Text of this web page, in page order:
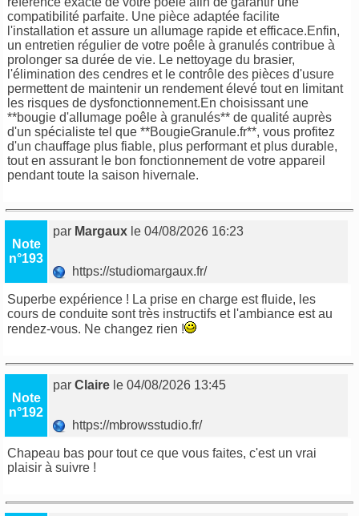
compatibilité parfaite. Une pièce adaptée facilite
l'installation et assure un allumage rapide et efficace.Enfin,
un entretien régulier de votre poêle à granulés contribue à
prolonger sa durée de vie. Le nettoyage du brasier,
l'élimination des cendres et le contrôle des pièces d'usure
permettent de maintenir un rendement élevé tout en limitant
les risques de dysfonctionnement.En choisissant une
**bougie d'allumage poêle à granulés** de qualité auprès
d'un spécialiste tel que **BougieGranule.fr**, vous profitez
d'un chauffage plus fiable, plus performant et plus durable,
tout en assurant le bon fonctionnement de votre appareil
pendant toute la saison hivernale.
Note
n°193
par Margaux le 04/08/2026 16:23
https://studiomargaux.fr/
Superbe expérience ! La prise en charge est fluide, les
cours de conduite sont très instructifs et l'ambiance est au
rendez-vous. Ne changez rien !
Note
n°192
parClaire le 04/08/2026 13:45
https://mbrowsstudio.fr/
Chapeau bas pour tout ce que vous faites, c'est un vrai
plaisir à suivre !